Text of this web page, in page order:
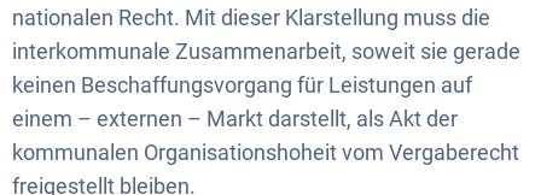
nationalen Recht. Mit dieser Klarstellung muss die
interkommunale Zusammenarbeit, soweit sie gerade
keinen Beschaffungsvorgang für Leistungen auf
einem – externen – Markt darstellt, als Akt der
kommunalen Organisationshoheit vom Vergaberecht
freigestellt bleiben.